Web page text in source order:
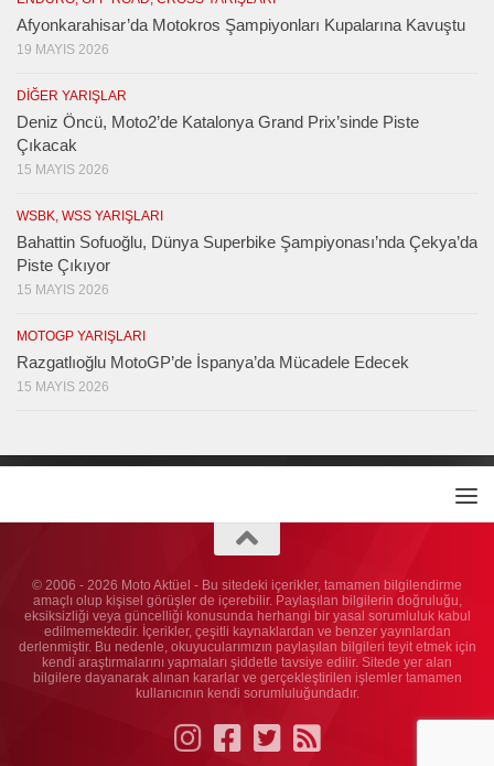
Afyonkarahisar’da Motokros Şampiyonları Kupalarına Kavuştu
19 MAYIS 2026
DIĞER YARIŞLAR
Deniz Öncü, Moto2’de Katalonya Grand Prix’sinde Piste
Çıkacak
15 MAYIS 2026
WSBK, WSS YARIŞLARI
Bahattin Sofuoğlu, Dünya Superbike Şampiyonası’nda Çekya’da
Piste Çıkıyor
15 MAYIS 2026
MOTOGP YARIŞLARI
Razgatlıoğlu MotoGP’de İspanya’da Mücadele Edecek
15 MAYIS 2026
© 2006 - 2026 Moto Aktüel - Bu sitedeki içerikler, tamamen bilgilendirme
amaçlı olup kişisel görüşler de içerebilir. Paylaşılan bilgilerin doğruluğu,
eksiksizliği veya güncelliği konusunda herhangi bir yasal sorumluluk kabul
edilmemektedir. İçerikler, çeşitli kaynaklardan ve benzer yayınlardan
derlenmiştir. Bu nedenle, okuyucularımızın paylaşılan bilgileri teyit etmek için
kendi araştırmalarını yapmaları şiddetle tavsiye edilir. Sitede yer alan
bilgilere dayanarak alınan kararlar ve gerçekleştirilen işlemler tamamen
kullanıcının kendi sorumluluğundadır.